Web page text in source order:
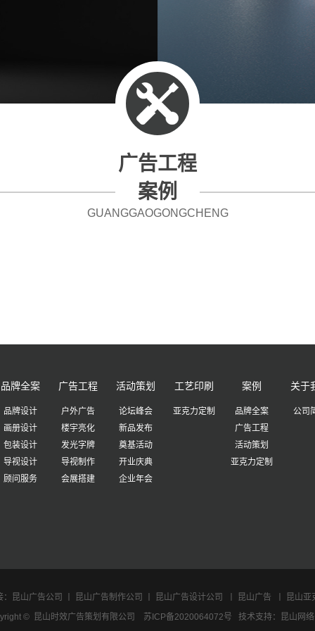
广告工程
案例
GUANGGAOGONGCHENG
品牌全案
品牌设计
画册设计
包装设计
导视设计
顾问服务
广告工程
户外广告
楼宇亮化
发光字牌
导视制作
会展搭建
活动策划
论坛峰会
新品发布
奠基活动
开业庆典
企业年会
工艺印刷
亚克力定制
案例
品牌全案
广告工程
活动策划
亚克力定制
关于
公司
昆山广告公司 昆山广告制作公司 昆山广告设计公司 昆山广告
昆山亚
© 昆山时效广告策划有限公司 苏ICP备2020064072号 技术支持： 昆山网